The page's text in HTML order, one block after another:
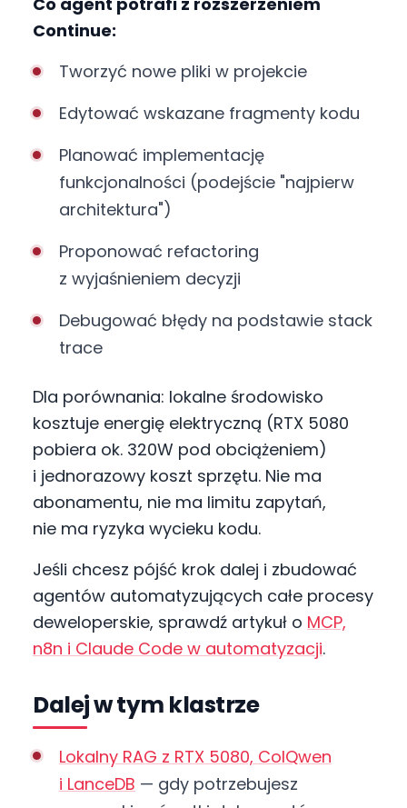
Continue:
Tworzyć nowe pliki w projekcie
Edytować wskazane fragmenty kodu
Planować implementację
funkcjonalności (podejście "najpierw
architektura")
Proponować refactoring
z wyjaśnieniem decyzji
Debugować błędy na podstawie stack
trace
Dla porównania: lokalne środowisko
kosztuje energię elektryczną (RTX 5080
pobiera ok. 320W pod obciążeniem)
i jednorazowy koszt sprzętu. Nie ma
abonamentu, nie ma limitu zapytań,
nie ma ryzyka wycieku kodu.
Jeśli chcesz pójść krok dalej i zbudować
agentów automatyzujących całe procesy
deweloperskie, sprawdź artykuł o MCP,
n8n i Claude Code w automatyzacji.
Dalej w tym klastrze
Lokalny RAG z RTX 5080, ColQwen
i LanceDB — gdy potrzebujesz